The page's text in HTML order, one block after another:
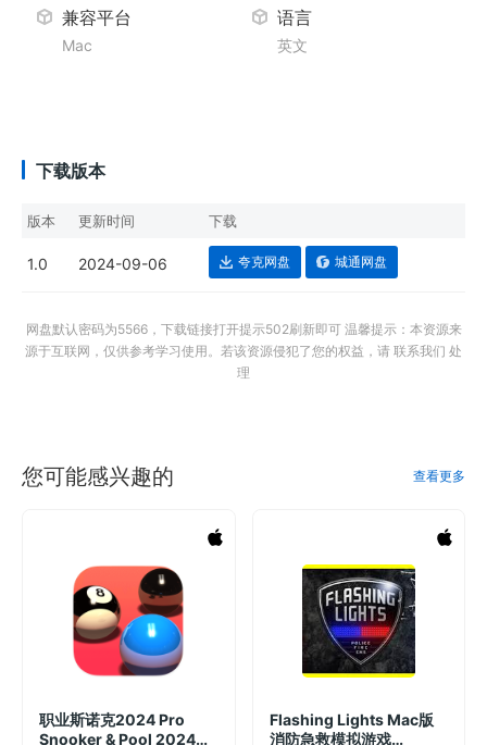
兼容平台
Mac
语言
英文
下载版本
版本 更新时间 下载
1.0 2024-09-06 夸克网盘 城通网盘
网盘默认密码为5566，下载链接打开提示502刷新即可 温馨提示：本资源来
源于互联网，仅供参考学习使用。若该资源侵犯了您的权益，请 联系我们 处
理
您可能感兴趣的 查看更多
职业斯诺克2024 Pro
Snooker & Pool 2024
Flashing Lights Mac版
消防急救模拟游戏